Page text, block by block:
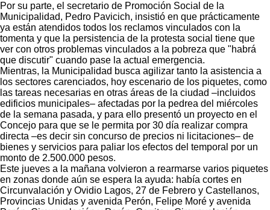
Por su parte, el secretario de Promoción Social de la
Municipalidad, Pedro Pavicich, insistió en que prácticamente
ya están atendidos todos los reclamos vinculados con la
tomenta y que la persistencia de la protesta social tiene que
ver con otros problemas vinculados a la pobreza que "habrá
que discutir" cuando pase la actual emergencia.
Mientras, la Municipalidad busca agilizar tanto la asistencia a
los sectores carenciados, hoy escenario de los piquetes, como
las tareas necesarias en otras áreas de la ciudad –incluidos
edificios municipales– afectadas por la pedrea del miércoles
de la semana pasada, y para ello presentó un proyecto en el
Concejo para que se le permita por 30 día realizar compra
directa –es decir sin concurso de precios ni licitaciones– de
bienes y servicios para paliar los efectos del temporal por un
monto de 2.500.000 pesos.
Este jueves a la mañana volvieron a rearmarse varios piquetes
en zonas donde aún se espera la ayuda: había cortes en
Circunvalación y Ovidio Lagos, 27 de Febrero y Castellanos,
Provincias Unidas y avenida Perón, Felipe Moré y avenida